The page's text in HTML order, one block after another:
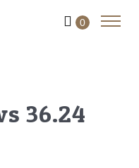
0
36.24